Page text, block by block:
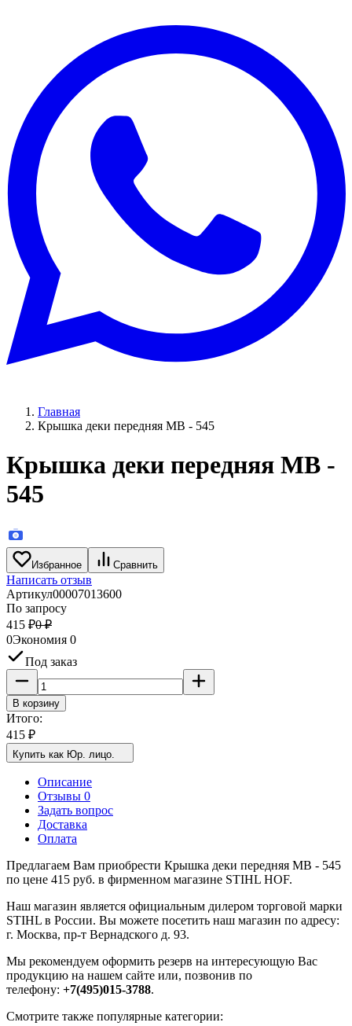
Главная
Крышка деки передняя MB - 545
Крышка деки передняя MB -
545
Избранное Сравнить
Написать отзыв
Артикул00007013600
По запросу
415 ₽0 ₽
0Экономия 0
Под заказ
В корзину
Итого:
415 ₽
Купить как Юр. лицо.
Описание
Отзывы 0
Задать вопрос
Доставка
Оплата
Предлагаем Вам приобрести Крышка деки передняя MB - 545
по цене 415 руб. в фирменном магазине STIHL HOF.
Наш магазин является официальным дилером торговой марки
STIHL в России. Вы можете посетить наш магазин по адресу:
г. Москва, пр-т Вернадского д. 93.
Мы рекомендуем оформить резерв на интересующую Вас
продукцию на нашем сайте или, позвонив по
телефону: +7(495)015-3788.
Смотрите также популярные категории: